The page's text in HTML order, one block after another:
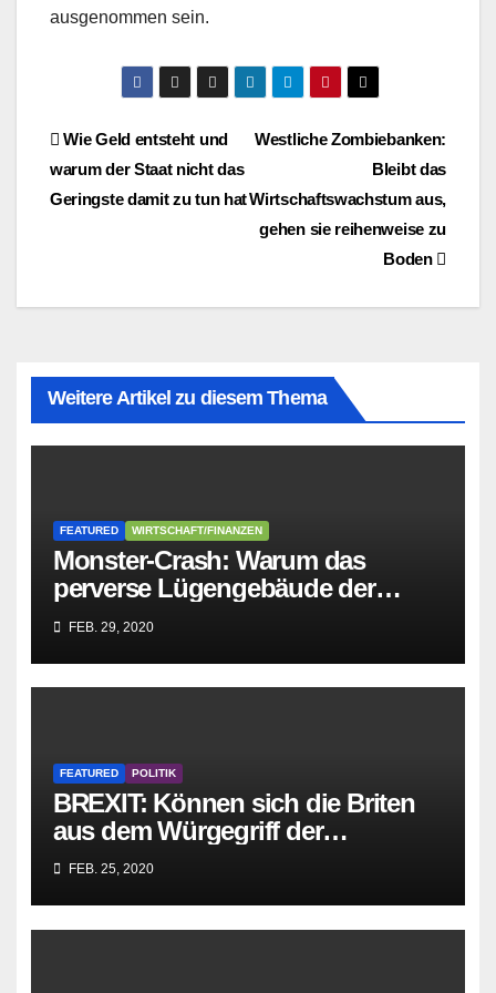
ausgenommen sein.
BeitragsnavigationWestliche Zombiebanken:
Bleibt das
Wirtschaftswachstum aus,
gehen sie reihenweise zu
Boden
Wie Geld entsteht und
warum der Staat nicht das
Geringste damit zu tun hat
Weitere Artikel zu diesem Thema
FEATURED WIRTSCHAFT/FINANZEN
Monster-Crash: Warum das
perverse Lügengebäude der
Sozialisten in sich
zusammenbricht!
FEB. 29, 2020
FEATURED POLITIK
BREXIT: Können sich die Briten
aus dem Würgegriff der
parasitären EU-Mafia befreien?
FEB. 25, 2020